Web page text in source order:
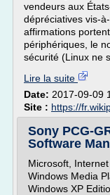
vendeurs aux
dépréciatives vis-
affirmations
périphériques, le
sécurité (Linux ne
Lire la suite
Date: 2017-09-09
Site : https://
Sony PCG-
Software
Microsoft,
Windows Media
Windows XP